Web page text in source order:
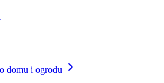
domu i ogrodu